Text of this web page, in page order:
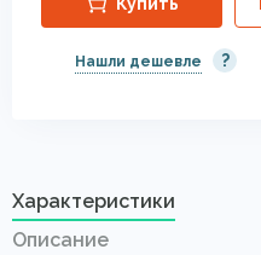
Купить
Нашли дешевле ?
Характеристики
Описание